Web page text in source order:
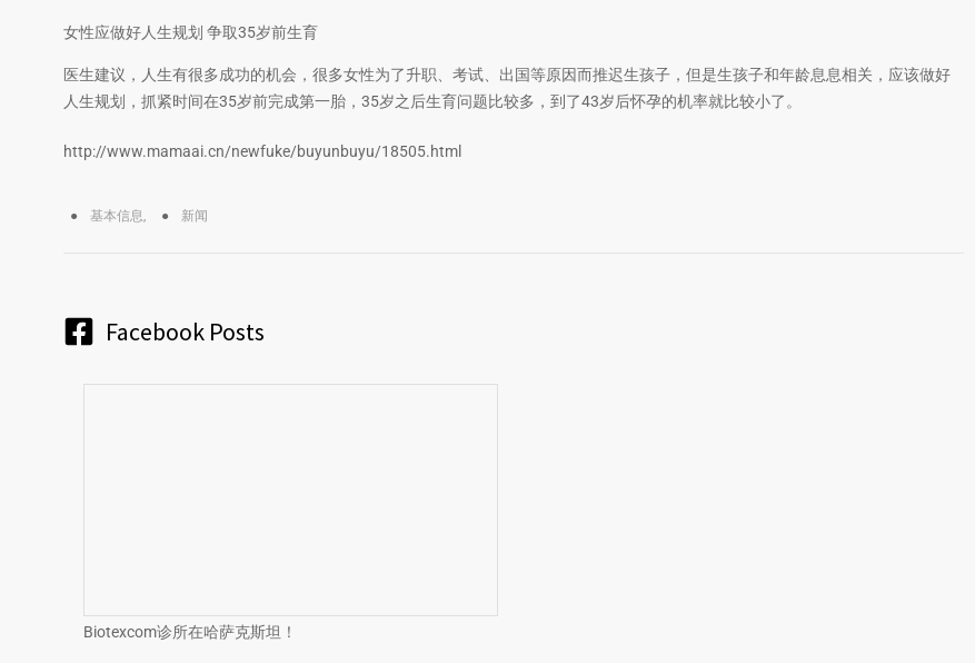
女性应做好人生规划 争取35岁前生育
医生建议，人生有很多成功的机会，很多女性为了升职、考试、出国等原因而推迟生孩子，但是生孩子和年龄息息相关，应该做好
人生规划，抓紧时间在35岁前完成第一胎，35岁之后生育问题比较多，到了43岁后怀孕的机率就比较小了。
http://www.mamaai.cn/newfuke/buyunbuyu/18505.html
基本信息, 新闻
Facebook Posts
Biotexcom诊所在哈萨克斯坦！